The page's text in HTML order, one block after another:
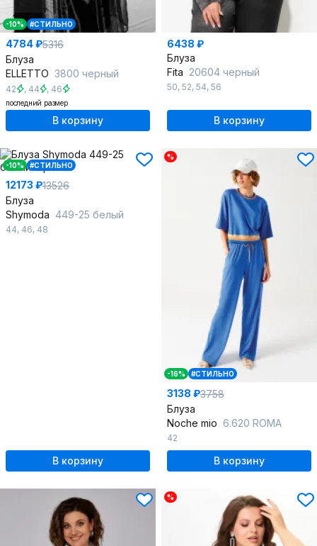
-10% #СТИЛЬНО
4784 ₽5316
Блуза
ELLETTO 3800 черный
42 , 44 , 46
последний размер
В корзину
6438 ₽
Блуза
Fita 20604 черный
50, 52, 54, 56
В корзину
-10% #СТИЛЬНО
12173 ₽13526
Блуза
Shymoda 449-25 белый
44, 46, 48
В корзину
%
-16% #СТИЛЬНО
3138 ₽3758
Блуза
Noche mio 6.620 ROMA
42
В корзину
%